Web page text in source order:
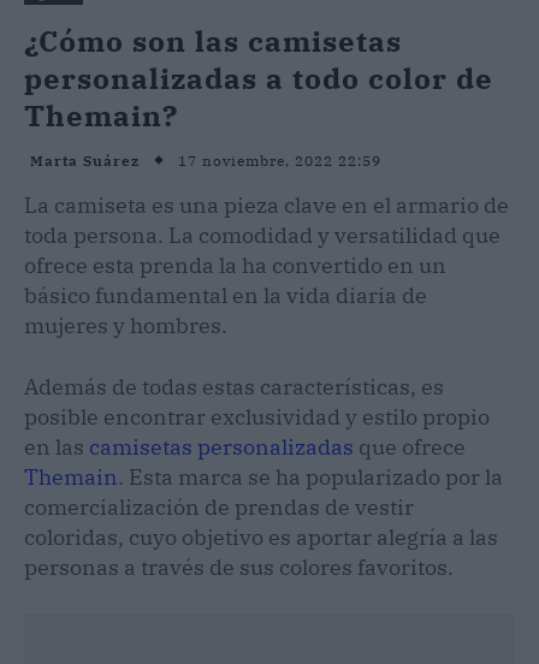
¿Cómo son las camisetas
personalizadas a todo color de
Themain?
Marta Suárez 17 noviembre, 2022 22:59
La camiseta es una pieza clave en el armario de
toda persona. La comodidad y versatilidad que
ofrece esta prenda la ha convertido en un
básico fundamental en la vida diaria de
mujeres y hombres.
Además de todas estas características, es
posible encontrar exclusividad y estilo propio
en las camisetas personalizadas que ofrece
Themain. Esta marca se ha popularizado por la
comercialización de prendas de vestir
coloridas, cuyo objetivo es aportar alegría a las
personas a través de sus colores favoritos.